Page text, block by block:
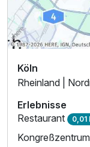
Doppelzimmer
Köln
Rheinland |
Erlebnisse
Restaurant 0,01